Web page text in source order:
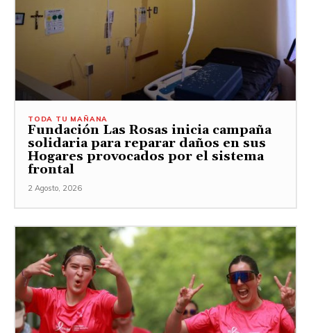
TODA TU MAÑANA
Fundación Las Rosas inicia campaña
solidaria para reparar daños en sus
Hogares provocados por el sistema
frontal
2 Agosto, 2026